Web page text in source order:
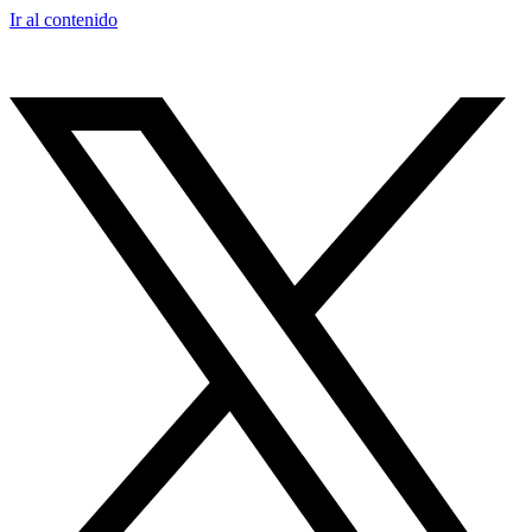
Ir al contenido